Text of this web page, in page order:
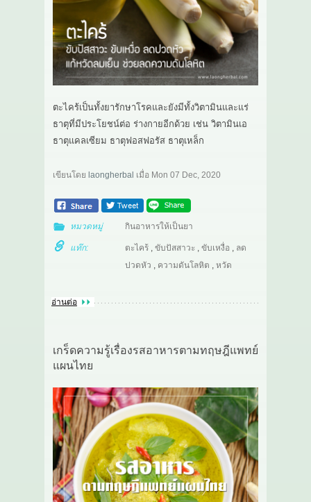
ตะไคร้เป็นทั้งยารักษาโรคและยังมีทั้งวิตามินและแร่
ธาตุที่มีประโยชน์ต่อ ร่างกายอีกด้วย เช่น วิตามินเอ
ธาตุแคลเซียม ธาตุฟอสฟอรัส ธาตุเหล็ก
เขียนโดย laongherbal เมื่อ Mon 07 Dec, 2020
หมวดหมู่ กินอาหารให้เป็นยา
แท๊ก: ตะไคร้, ขับปัสสาวะ , ขับเหงื่อ , ลด
ปวดหัว , ความดันโลหิต , หวัด
อ่านต่อ
เกร็ดความรู้เรื่องรสอาหารตามทฤษฎีแพทย์
แผนไทย